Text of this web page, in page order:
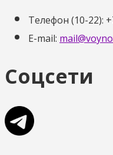
Телефон (10-22):
E-mail:
Соцсети